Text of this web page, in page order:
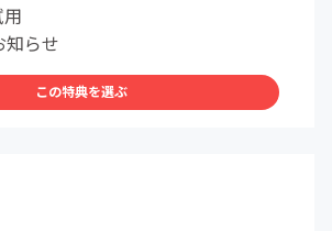
らせ
この特典を選ぶ